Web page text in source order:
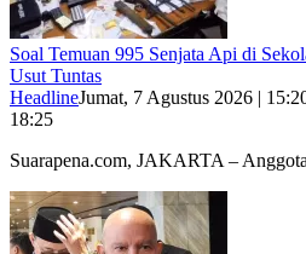
Soal Temuan 995 Senjata Api di
Usut Tuntas
HeadlineJumat, 7 Agustus 2026 |
18:25
Suarapena.com, JAKARTA –